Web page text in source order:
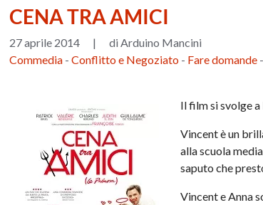
CENA TRA AMICI
27 aprile 2014 |
di Arduino Mancini
Commedia -Conflitto e Negoziato - Fare domande -
Il film si svolge
Vincent è un
alla scuola
saputo che
Vincent e Anna